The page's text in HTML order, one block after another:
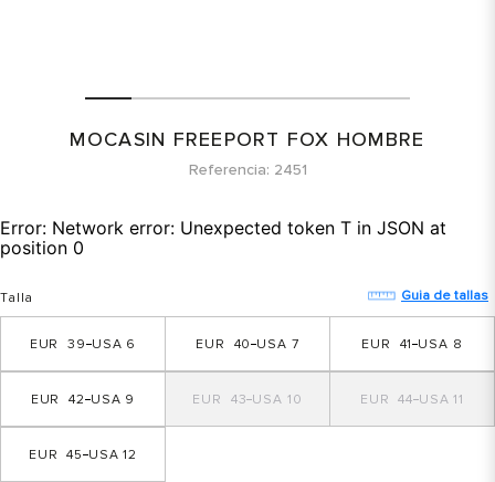
MOCASIN FREEPORT FOX HOMBRE
Referencia 2451
Error: Network error: Unexpected token T in JSON at
position 0
Talla Guia de tallas
6
39 7
40 8
41
9
42 10
43 11
44
12
45